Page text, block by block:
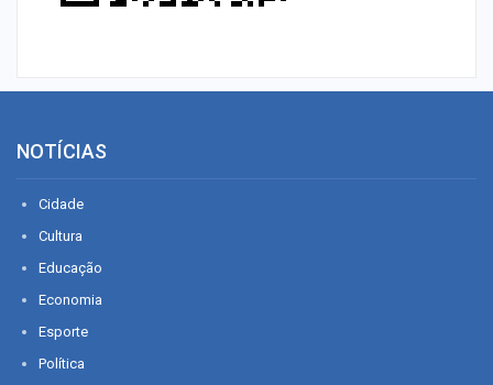
NOTÍCIAS
Cidade
Cultura
Educação
Economia
Esporte
Política